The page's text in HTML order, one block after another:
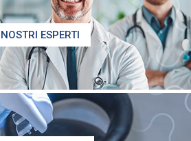
I NOSTRI ESPERTI